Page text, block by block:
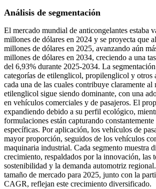
Análisis de segmentación
El mercado mundial de anticongelantes estaba
millones de dólares en 2024 y se proyecta que
millones de dólares en 2025, avanzando aún
millones de dólares en 2034, creciendo a una
del 6,93% durante 2025-2034. La
categorías de etilenglicol, propilenglicol y otros
cada una de las cuales contribuye claramente al
etilenglicol sigue siendo dominante, con una
en vehículos comerciales y de pasajeros. El
expandiendo debido a su perfil ecológico,
formulaciones están capturando
específicas. Por aplicación, los vehículos de
mayor proporción, seguidos de los vehículos
maquinaria industrial. Cada segmento muestra
crecimiento, respaldados por la innovación, las
sostenibilidad y la demanda automotriz
tamaño de mercado para 2025, junto con la
CAGR, reflejan este crecimiento diversificado.